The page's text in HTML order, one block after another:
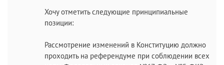
Хочу отметить следующие принципиальные
позиции:
Рассмотрение изменений в Конституцию должно
проходить на референдуме при соблюдении всех